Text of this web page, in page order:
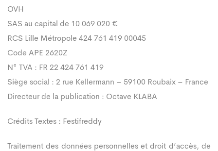
OVH
SAS au capital de 10 069 020 €
RCS Lille Métropole 424 761 419 00045
Code APE 2620Z
N° TVA : FR 22 424 761 419
Siège social : 2 rue Kellermann – 59100 Roubaix – France
Directeur de la publication : Octave KLABA
Crédits Textes : Festifreddy
Traitement des données personnelles et droit d’accès, de